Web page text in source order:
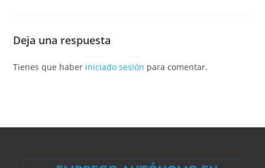
Deja una respuesta
Tienes que haber iniciado sesión para comentar.